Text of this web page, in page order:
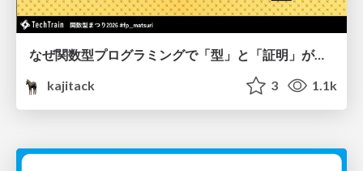
なぜ関数型プログラミングで「型」と「証明」が語られるのか #fp_matsuri
kajitack
3 1.1k